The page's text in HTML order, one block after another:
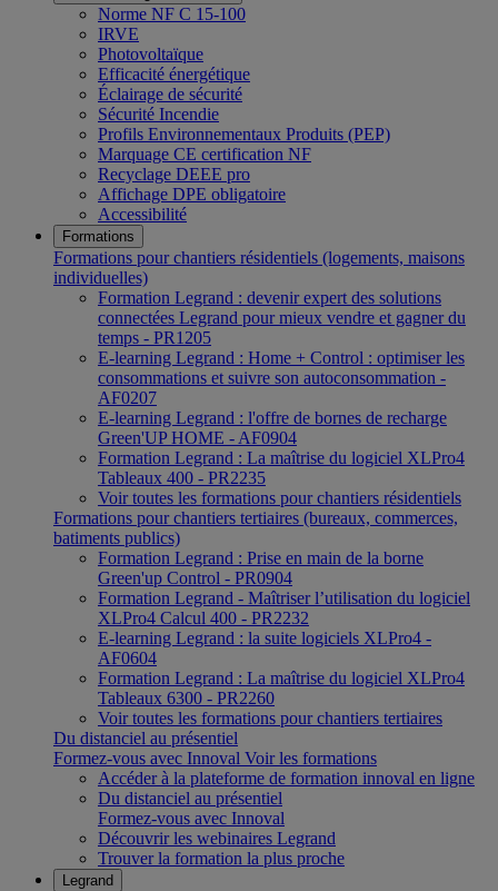
Norme NF C 15-100
IRVE
Photovoltaïque
Efficacité énergétique
Éclairage de sécurité
Sécurité Incendie
Profils Environnementaux Produits (PEP)
Marquage CE certification NF
Recyclage DEEE pro
Affichage DPE obligatoire
Accessibilité
Formations
Formations pour chantiers résidentiels (logements, maisons
individuelles)
Formation Legrand : devenir expert des solutions
connectées Legrand pour mieux vendre et gagner du
temps - PR1205
E-learning Legrand : Home + Control : optimiser les
consommations et suivre son autoconsommation -
AF0207
E-learning Legrand : l'offre de bornes de recharge
Green'UP HOME - AF0904
Formation Legrand : La maîtrise du logiciel XLPro4
Tableaux 400 - PR2235
Voir toutes les formations pour chantiers résidentiels
Formations pour chantiers tertiaires (bureaux, commerces,
batiments publics)
Formation Legrand : Prise en main de la borne
Green'up Control - PR0904
Formation Legrand - Maîtriser l’utilisation du logiciel
XLPro4 Calcul 400 - PR2232
E-learning Legrand : la suite logiciels XLPro4 -
AF0604
Formation Legrand : La maîtrise du logiciel XLPro4
Tableaux 6300 - PR2260
Voir toutes les formations pour chantiers tertiaires
Du distanciel au présentiel
Formez-vous avec Innoval Voir les formations
Accéder à la plateforme de formation innoval en ligne
Du distanciel au présentiel
Formez-vous avec Innoval
Découvrir les webinaires Legrand
Trouver la formation la plus proche
Legrand